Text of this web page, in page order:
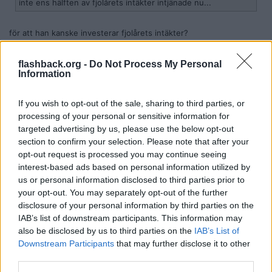
flashback.org - Do Not Process My Personal
Information
If you wish to opt-out of the sale, sharing to third parties, or
processing of your personal or sensitive information for
targeted advertising by us, please use the below opt-out
section to confirm your selection. Please note that after your
opt-out request is processed you may continue seeing
interest-based ads based on personal information utilized by
us or personal information disclosed to third parties prior to
your opt-out. You may separately opt-out of the further
disclosure of your personal information by third parties on the
IAB’s list of downstream participants. This information may
also be disclosed by us to third parties on the IAB’s List of
Downstream Participants that may further disclose it to other
inte ens hälften av fjolårets intäkter intjänade nu...
för att han kanske investerar fjolårets intäkter?
2020-10-14, 19:39 #
Ursprungligen postat av rammakaren
Jag läste fel, tittade i kolumnen för hästägarpremier
Nadja producerar banprogrammen och det ger väl någon
krona. Har väl projekt lite här och var även om skolan nog är
nedlagd.
Vad är det för skola? Drog den några folk? Långström som rider
för henne är riktigt duktig och borde sättas upp av fler. Men hon
kanske inte vill rida lika mycket nu.
Citera